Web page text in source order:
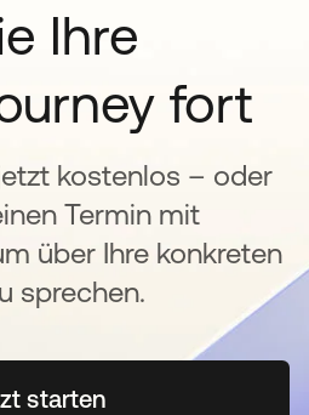
Ihre
fort
kostenlos – oder
Termin mit
über Ihre konkreten
sprechen.
starten
wird in einer neuen